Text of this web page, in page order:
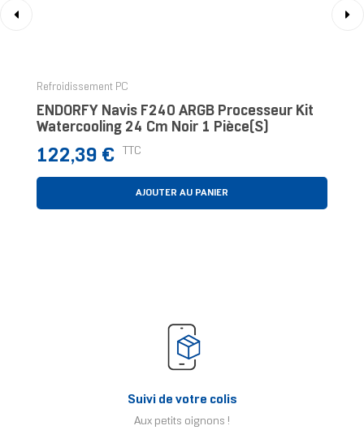
Refroidissement PC
ENDORFY Navis F240 ARGB Processeur Kit
Watercooling 24 Cm Noir 1 Pièce(s)
Prix
122,39 € TTC
AJOUTER AU PANIER
Suivi de votre colis
Aux petits oignons !